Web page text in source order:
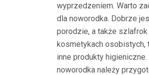
wyprzedzeniem. Warto
dla noworodka. Dobrze
porodzie, a także
kosmetykach osobistych,
inne produkty
noworodka należy